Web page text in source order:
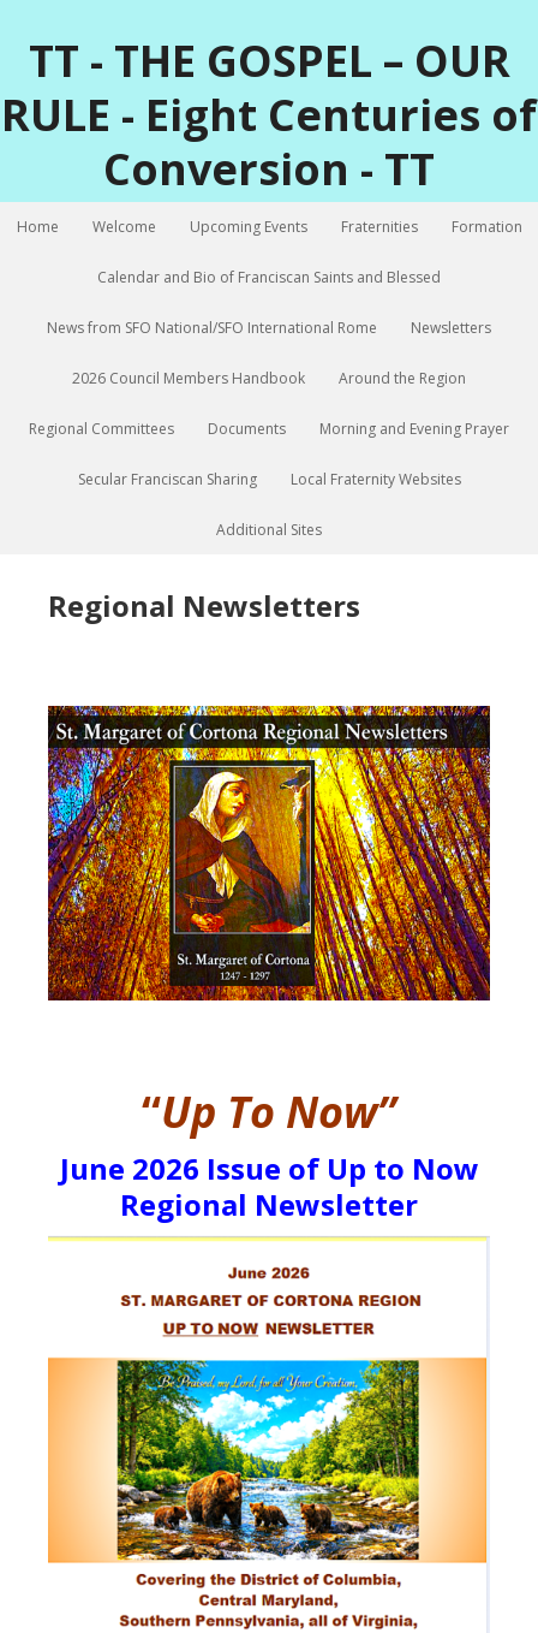
TT - THE GOSPEL – OUR
RULE - Eight Centuries of
Conversion - TT
Home Welcome Upcoming Events Fraternities Formation
Calendar and Bio of Franciscan Saints and Blessed
News from SFO National/SFO International Rome Newsletters
2026 Council Members Handbook Around the Region
Regional Committees Documents Morning and Evening Prayer
Secular Franciscan Sharing Local Fraternity Websites
Additional Sites
Regional Newsletters
“Up To Now”
June 2026 Issue of Up to Now
Regional Newsletter